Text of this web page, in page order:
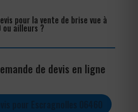
pour la vente de brise vue à
ailleurs ?
de devis en ligne